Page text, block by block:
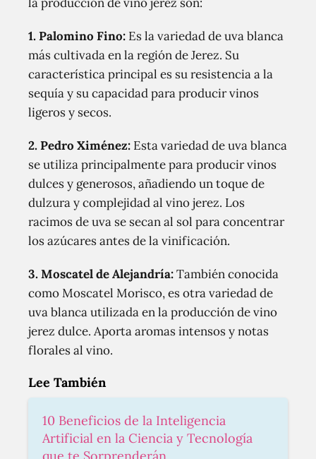
1. Palomino Fino: Es la variedad de uva blanca
más cultivada en la región de Jerez. Su
característica principal es su resistencia a la
sequía y su capacidad para producir vinos
ligeros y secos.
2. Pedro Ximénez: Esta variedad de uva blanca
se utiliza principalmente para producir vinos
dulces y generosos, añadiendo un toque de
dulzura y complejidad al vino jerez. Los
racimos de uva se secan al sol para concentrar
los azúcares antes de la vinificación.
3. Moscatel de Alejandría:También conocida
como Moscatel Morisco, es otra variedad de
uva blanca utilizada en la producción de vino
jerez dulce. Aporta aromas intensos y notas
florales al vino.
Lee También
10 Beneficios de la Inteligencia
Artificial en la Ciencia y Tecnología